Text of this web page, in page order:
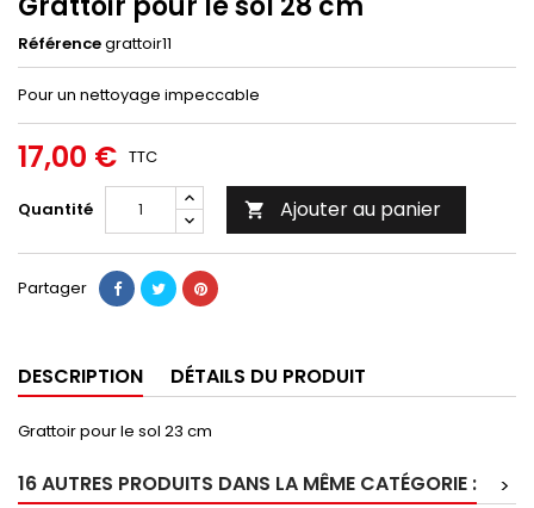
Référencegrattoir11
Pour un nettoyage impeccable
17,00 € TTC
Quantité  Ajouter au panier
Partager
DESCRIPTION DÉTAILS DU PRODUIT
Grattoir pour le sol 23 cm
16 AUTRES PRODUITS DANS LA MÊME CATÉGORIE :
>